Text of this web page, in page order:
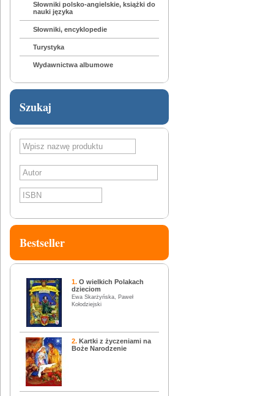
Słowniki polsko-angielskie, książki do
nauki języka
Słowniki, encyklopedie
Turystyka
Wydawnictwa albumowe
Szukaj
Bestseller
1. O wielkich Polakach
dzieciom
Ewa Skarżyńska, Paweł
Kołodziejski
2. Kartki z życzeniami na
Boże Narodzenie